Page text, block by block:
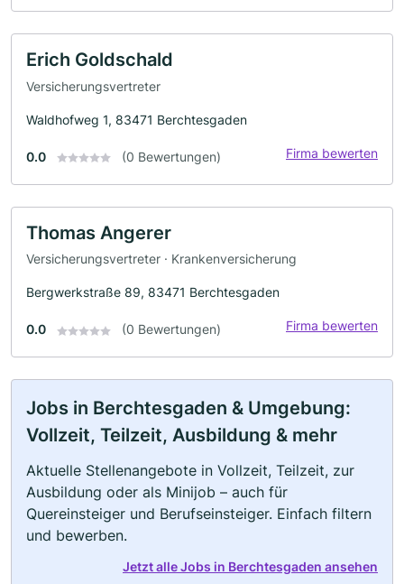
Erich Goldschald
Versicherungsvertreter
Waldhofweg 1, 83471 Berchtesgaden
0.0 (0 Bewertungen) Firma bewerten
Thomas Angerer
Versicherungsvertreter · Krankenversicherung
Bergwerkstraße 89, 83471 Berchtesgaden
0.0 (0 Bewertungen) Firma bewerten
Jobs in Berchtesgaden & Umgebung:
Vollzeit, Teilzeit, Ausbildung & mehr
Aktuelle Stellenangebote in Vollzeit, Teilzeit, zur
Ausbildung oder als Minijob – auch für
Quereinsteiger und Berufseinsteiger. Einfach filtern
und bewerben.
Jetzt alle Jobs in Berchtesgaden ansehen